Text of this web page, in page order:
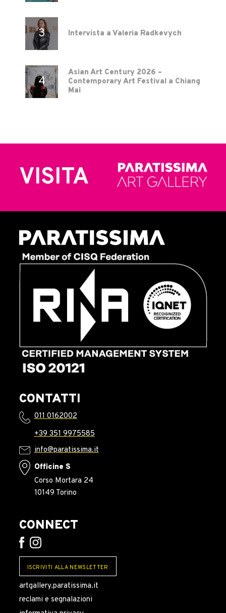
Intervista a Valeria Radkevych
Asian Art Century 2026 –
Contemporary Art Festival a Chiang
Mai
VISITA
CONTATTI
011 0162002
+39 351 9975585
info@paratissima.it
Officine S
Corso Mortara 24
10149 Torino
CONNECT
ISCRIVITI ALLA NEWSLETTER
artgallery.paratissima.it
reclami e segnalazioni